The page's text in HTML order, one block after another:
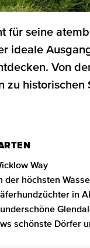
für seine
ideale
Von
zu
Way
der höchsten
in
schönste Dörfer